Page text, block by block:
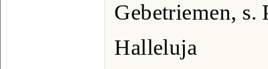
Gebetriemen, s.
Halleluja